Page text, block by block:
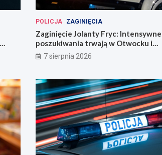
POLICJA ZAGINIĘCIA
Zaginięcie Jolanty Fryc: Intensywne
poszukiwania trwają w Otwocku i
Wrocławiu
7 sierpnia 2026